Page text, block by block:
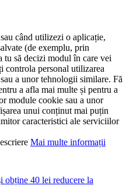
când utilizezi o aplicație,
(de exemplu, prin
să decizi modul în care vei
controla personal utilizarea
a unor tehnologii similare. Fă
a afla mai multe și pentru a
module cookie sau a unor
unui conținut mai puțin
caracteristici ale serviciilor
Mai multe informații
obține 40 lei reducere la